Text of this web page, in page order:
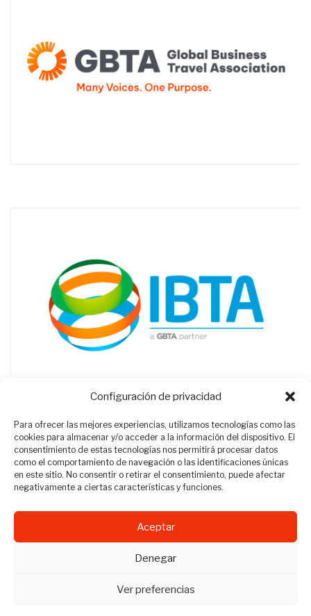
Configuración de privacidad
Para ofrecer las mejores experiencias, utilizamos tecnologías como las
cookies para almacenar y/o acceder a la información del dispositivo. El
consentimiento de estas tecnologías nos permitirá procesar datos
como el comportamiento de navegación o las identificaciones únicas
en este sitio. No consentir o retirar el consentimiento, puede afectar
negativamente a ciertas características y funciones.
Aceptar
Denegar
Ver preferencias
Revista Travel Manager © 2012 - 2026
Todos los derechos reservados.